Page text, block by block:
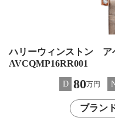
ハリーウィンストン
AVCQMP16RR001
D 80万円
ブラン